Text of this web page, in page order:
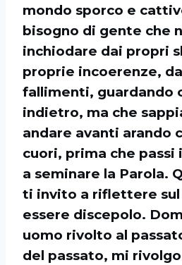
mondo sporco e
bisogno di gente che
inchiodare dai propri
proprie incoerenze,
fallimenti, guardando
indietro, ma che
andare avanti arando
cuori, prima che passi
a seminare la Parola.
ti invito a riflettere
essere discepolo.
uomo rivolto al
del passato, mi